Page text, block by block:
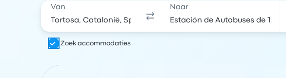
Van Naar
Zoek accommodaties